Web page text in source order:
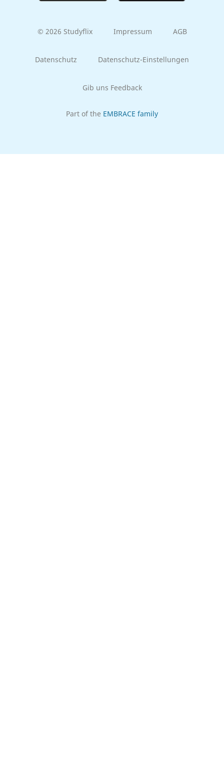
© 2026 Studyflix Impressum AGB
Datenschutz Datenschutz-Einstellungen
Gib uns Feedback
Part of the EMBRACE family